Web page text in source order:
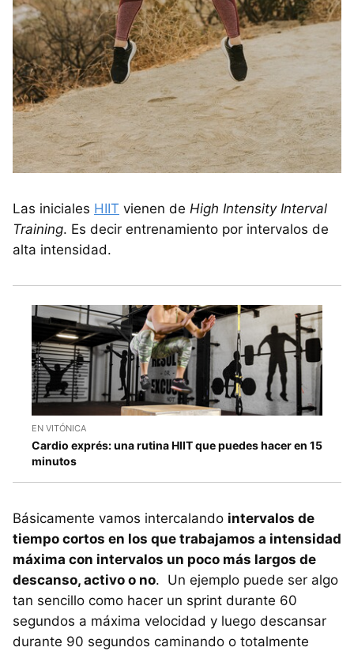
Las iniciales HIIT vienen de High Intensity Interval
Training. Es decir entrenamiento por intervalos de
alta intensidad.
EN VITÓNICA
Cardio exprés: una rutina HIIT que puedes hacer en 15
minutos
Básicamente vamos intercalando intervalos de
tiempo cortos en los que trabajamos a intensidad
máxima con intervalos un poco más largos de
descanso, activo o no. Un ejemplo puede ser algo
tan sencillo como hacer un sprint durante 60
segundos a máxima velocidad y luego descansar
durante 90 segundos caminando o totalmente